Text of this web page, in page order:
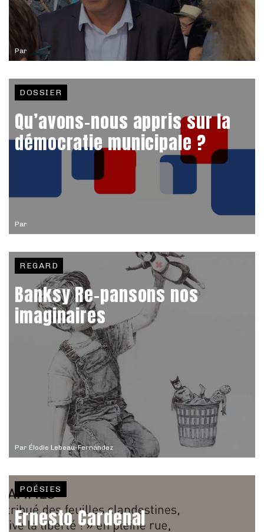
Par
Par
DOSSIER
Qu’avons-nous appris sur la
démocratie municipale ?
Par Élodie Lebeau-Fernández
REGARD
Banksy Re-pansons nos
imaginaires
POÉSIES
Ernesto Cardenal